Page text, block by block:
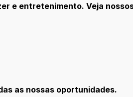
e entretenimento. Veja
as nossas oportunidades.